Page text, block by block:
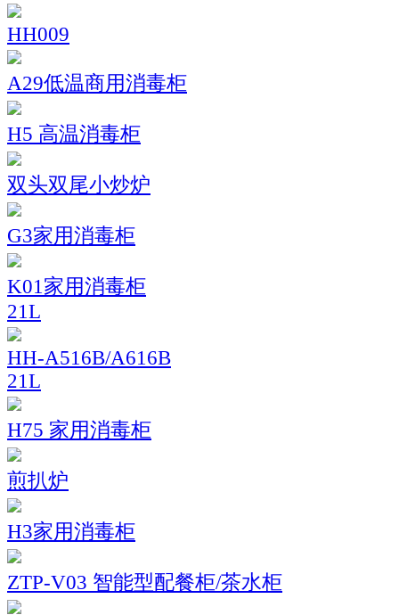
HH009
A29低温商用消毒柜
H5 高温消毒柜
双头双尾小炒炉
G3家用消毒柜
K01家用消毒柜
21L
HH-A516B/A616B
21L
H75 家用消毒柜
煎扒炉
H3家用消毒柜
ZTP-V03 智能型配餐柜/茶水柜